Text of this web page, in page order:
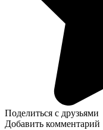
Поделиться с друзьями
Добавить комментарий